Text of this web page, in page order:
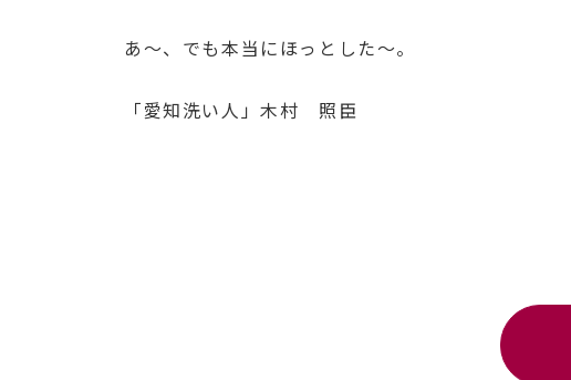
あ～、でも本当にほっとした～。
「愛知洗い人」木村 照臣